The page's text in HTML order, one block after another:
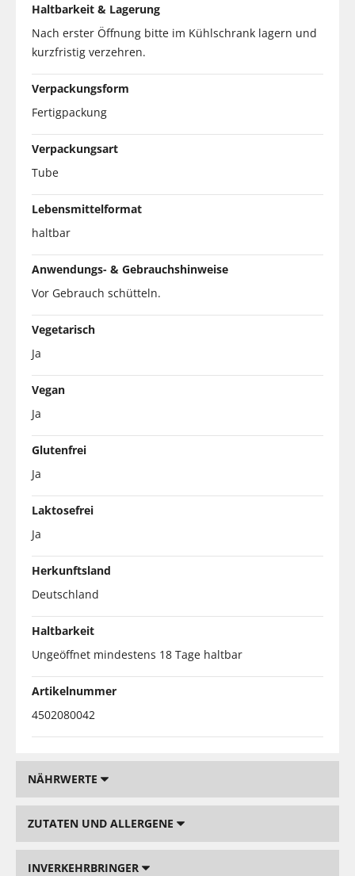
Haltbarkeit & Lagerung
Nach erster Öffnung bitte im Kühlschrank lagern und
kurzfristig verzehren.
Verpackungsform
Fertigpackung
Verpackungsart
Tube
Lebensmittelformat
haltbar
Anwendungs- & Gebrauchshinweise
Vor Gebrauch schütteln.
Vegetarisch
Ja
Vegan
Ja
Glutenfrei
Ja
Laktosefrei
Ja
Herkunftsland
Deutschland
Haltbarkeit
Ungeöffnet mindestens 18 Tage haltbar
Artikelnummer
4502080042
NÄHRWERTE
ZUTATEN UND ALLERGENE
INVERKEHRBRINGER